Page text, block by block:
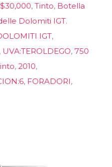
, Tinto, Botella
Dolomiti IGT.
IGT,
, UVA:TEROLDEGO, 750
, 2010,
, FORADORI,